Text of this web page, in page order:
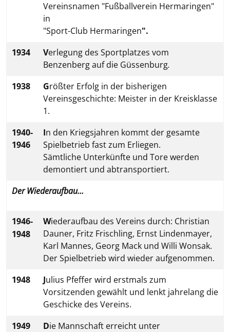
Vereinsnamen "Fußballverein Hermaringen"
in
"Sport-Club Hermaringen".
1934
Verlegung des Sportplatzes vom
Benzenberg auf die Güssenburg.
1938
Größter Erfolg in der bisherigen
Vereinsgeschichte: Meister in der Kreisklasse
1.
1940-
1946
In den Kriegsjahren kommt der gesamte
Spielbetrieb fast zum Erliegen.
Sämtliche Unterkünfte und Tore werden
demontiert und abtransportiert.
Der Wiederaufbau...
1946-
1948
Wiederaufbau des Vereins durch: Christian
Dauner, Fritz Frischling, Ernst Lindenmayer,
Karl Mannes, Georg Mack und Willi Wonsak.
Der Spielbetrieb wird wieder aufgenommen.
1948
Julius Pfeffer wird erstmals zum
Vorsitzenden gewählt und lenkt jahrelang die
Geschicke des Vereins.
1949
Die Mannschaft erreicht unter